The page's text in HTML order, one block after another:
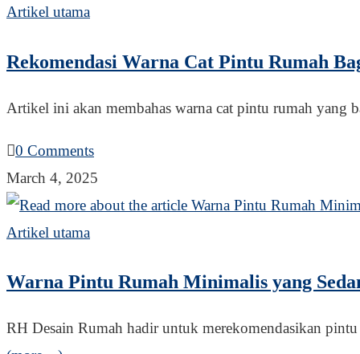
Artikel utama
Rekomendasi Warna Cat Pintu Rumah
Artikel ini akan membahas warna cat pintu rumah yang
0 Comments
March 4, 2025
Artikel utama
Warna Pintu Rumah Minimalis yang
RH Desain Rumah hadir untuk merekomendasikan